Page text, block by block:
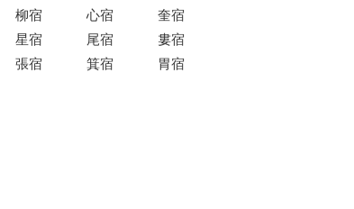
柳宿
心宿
奎宿
星宿
尾宿
婁宿
張宿
箕宿 胃宿